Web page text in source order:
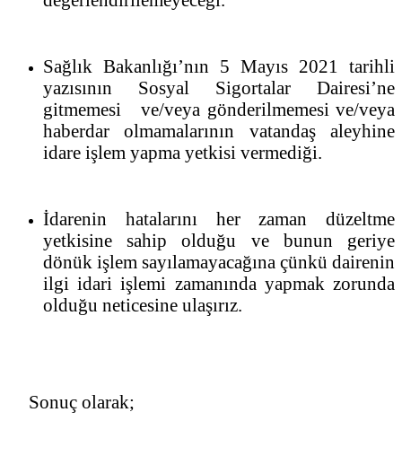
Sağlık Bakanlığı’nın 5 Mayıs 2021 tarihli
yazısının Sosyal Sigortalar Dairesi’ne
gitmemesi ve/veya gönderilmemesi ve/veya
haberdar olmamalarının vatandaş aleyhine
idare işlem yapma yetkisi vermediği.
İdarenin hatalarını her zaman düzeltme
yetkisine sahip olduğu ve bunun geriye
dönük işlem sayılamayacağına çünkü dairenin
ilgi idari işlemi zamanında yapmak zorunda
olduğu neticesine ulaşırız.
Sonuç olarak;